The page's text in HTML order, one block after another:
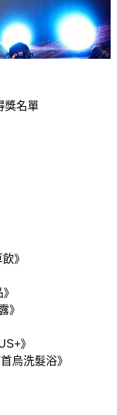
獎名單
》
》
》
烏洗髮浴》